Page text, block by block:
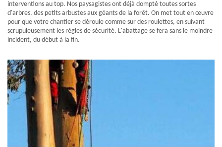
interventions au top. Nos paysagistes ont déjà dompté toutes sortes
d'arbres, des petits arbustes aux géants de la forêt. On met tout en œuvre
pour que votre chantier se déroule comme sur des roulettes, en suivant
scrupuleusement les règles de sécurité. L'abattage se fera sans le moindre
incident, du début à la fin.